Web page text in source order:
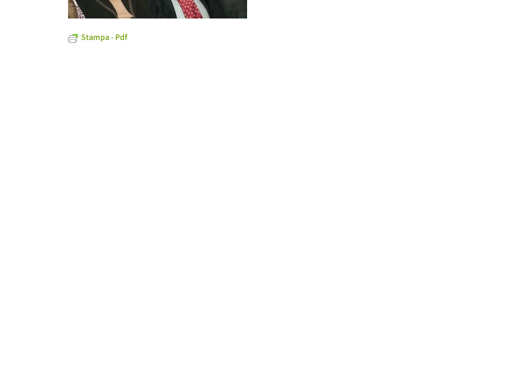
Stampa - Pdf